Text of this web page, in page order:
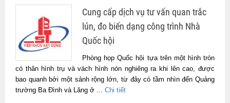
Cung cấp dịch vụ tư vấn quan trắc
lún, đo biến dạng công trình Nhà
Quốc hội
Phòng họp Quốc hội tựa trên một hình tròn
có thân hình trụ và vách hình nón nghiêng ra khi lên cao, được
bao quanh bởi một sảnh rộng lớn, từ đây có tầm nhìn đến Quảng
trường Ba Đình và Lăng ở ... Chi tiết